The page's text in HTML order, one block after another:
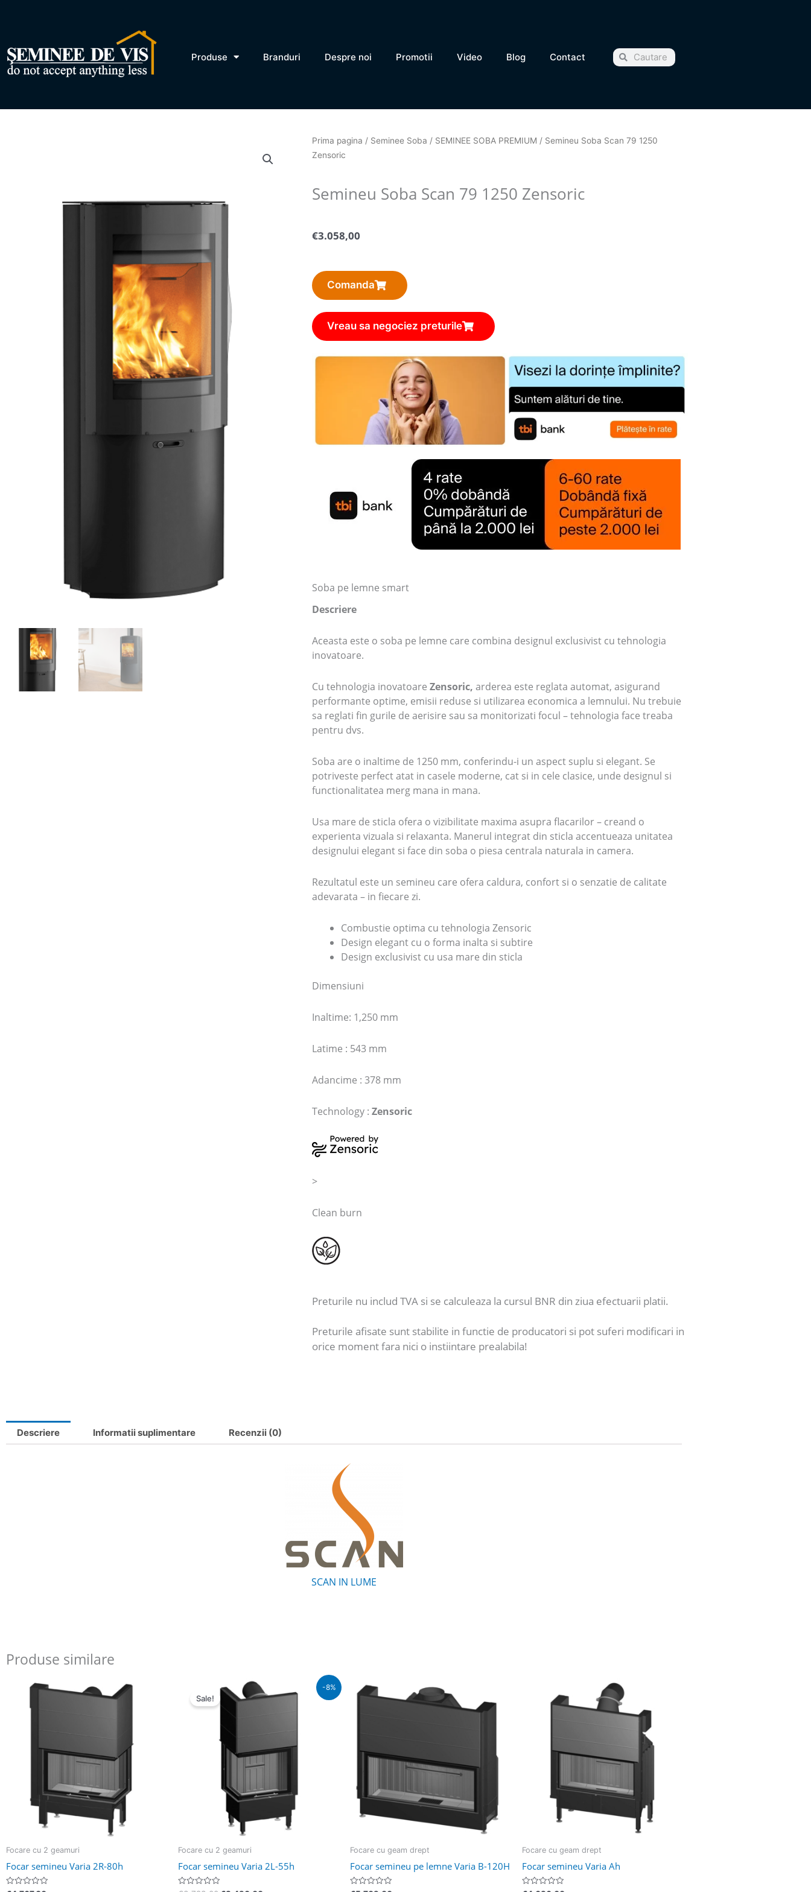
Produse
Branduri Despre noi Promotii Video Blog Contact CautaCauta
Prima pagina / Seminee Soba / SEMINEE SOBA PREMIUM / Semineu Soba Scan 79 1250
Zensoric
Semineu Soba Scan 79 1250 Zensoric
€3.058,00
Comanda
Vreau sa negociez preturile
Soba pe lemne smart
Descriere
Aceasta este o soba pe lemne care combina designul exclusivist cu tehnologia
inovatoare.
Cu tehnologia inovatoare Zensoric, arderea este reglata automat, asigurand
performante optime, emisii reduse si utilizarea economica a lemnului. Nu trebuie
sa reglati fin gurile de aerisire sau sa monitorizati focul – tehnologia face treaba
pentru dvs.
Soba are o inaltime de 1250 mm, conferindu-i un aspect suplu si elegant. Se
potriveste perfect atat in ​​casele moderne, cat si in cele clasice, unde designul si
functionalitatea merg mana in mana.
Usa mare de sticla ofera o vizibilitate maxima asupra flacarilor – creand o
experienta vizuala si relaxanta. Manerul integrat din sticla accentueaza unitatea
designului elegant si face din soba o piesa centrala naturala in camera.
Rezultatul este un semineu care ofera caldura, confort si o senzatie de calitate
adevarata – in fiecare zi.
Combustie optima cu tehnologia Zensoric
Design elegant cu o forma inalta si subtire
Design exclusivist cu usa mare din sticla
Dimensiuni
Inaltime: 1,250 mm
Latime : 543 mm
Adancime : 378 mm
Technology : Zensoric
>
Clean burn
Preturile nu includ TVA si se calculeaza la cursul BNR din ziua efectuarii platii.
Preturile afisate sunt stabilite in functie de producatori si pot suferi modificari in
orice moment fara nici o instiintare prealabila!
Descriere Informatii suplimentare Recenzii (0)
SCAN IN LUME
Produse similare
Focare cu 2 geamuri
Focar semineu Varia 2R-80h
-8%
Sale!
Focare cu 2 geamuri
Focar semineu Varia 2L-55h
initial
a
curent
Focare cu geam drept
Focar semineu pe lemne Varia B-120H
Focare cu geam drept
Focar semineu Varia Ah